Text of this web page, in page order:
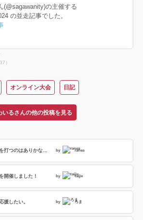
(@sagawanity)の主催する
の並走記事でした。
）
オンライン大会 日記
いるさんの他の投稿を見る
by ranea
開催しました！ by taijix
援したい。 by ろま